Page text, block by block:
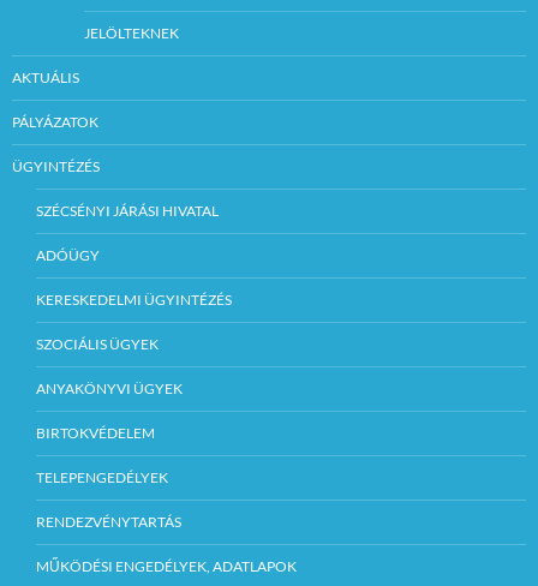
JELÖLTEKNEK
AKTUÁLIS
PÁLYÁZATOK
ÜGYINTÉZÉS
SZÉCSÉNYI JÁRÁSI HIVATAL
ADÓÜGY
KERESKEDELMI ÜGYINTÉZÉS
SZOCIÁLIS ÜGYEK
ANYAKÖNYVI ÜGYEK
BIRTOKVÉDELEM
TELEPENGEDÉLYEK
RENDEZVÉNYTARTÁS
MŰKÖDÉSI ENGEDÉLYEK, ADATLAPOK